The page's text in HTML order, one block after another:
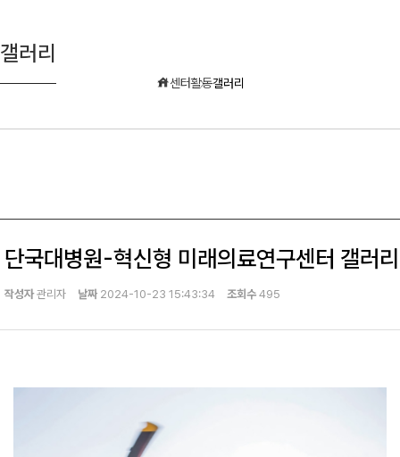
센터활동갤러리
갤러리
단국대병원-혁신형 미래의료연구센터 갤러리
작성자관리자 날짜 2024-10-23 15:43:34 조회수 495